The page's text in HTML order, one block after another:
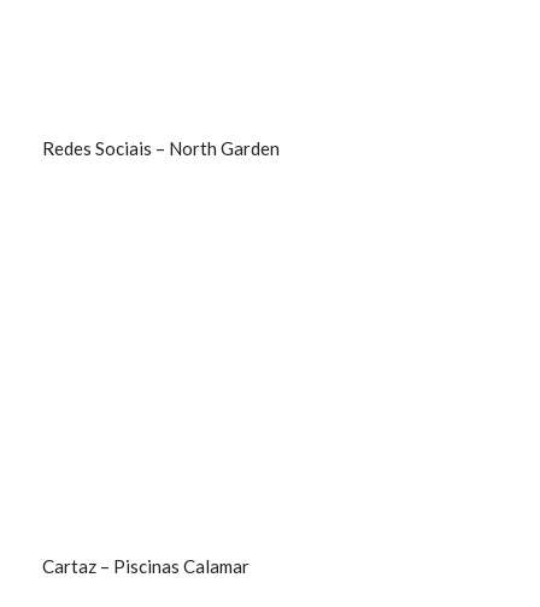
Redes Sociais – North Garden
Cartaz – Piscinas Calamar